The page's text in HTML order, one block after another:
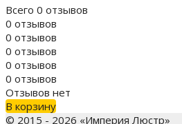
Всего 0 отзывов
0 отзывов
0 отзывов
0 отзывов
0 отзывов
0 отзывов
Отзывов нет
В корзину
© 2015 - 2026 «Империя Люстр»